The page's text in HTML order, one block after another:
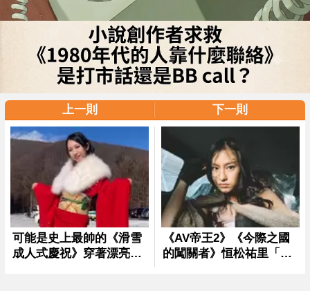
上一則 下一則